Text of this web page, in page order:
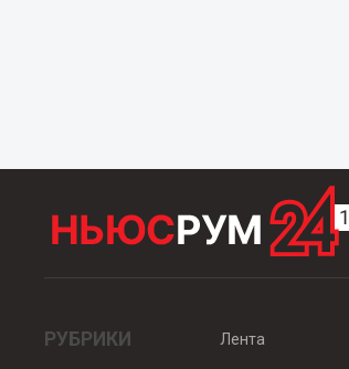
РУБРИКИ
Лента